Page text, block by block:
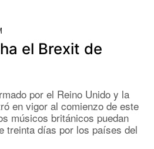
el Brexit de
por el Reino Unido y la
en vigor al comienzo de este
músicos británicos puedan
treinta días por los países del